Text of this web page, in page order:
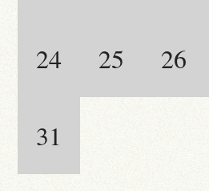
24 25 26
31